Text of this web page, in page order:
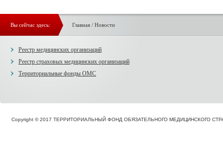
Вы сейчас здесь: Главная/ Новости
Реестр медицинских организаций
Реестр страховых медицинских организаций
Территориальные фонды ОМС
Copyright © 2017 ТЕРРИТОРИАЛЬНЫЙ ФОНД ОБЯЗАТЕЛЬНОГО МЕДИЦИНСКОГО